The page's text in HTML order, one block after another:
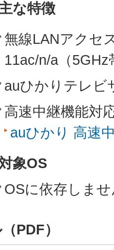
な特徴
無線LANアクセ
11ac/n/a（5GHz
auひかりテレビ
高速中継機能対
auひかり 高速
象OS
OSに依存しま
PDF）